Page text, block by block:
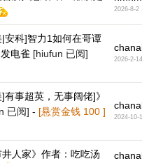
2026-8-2
安科]智力1如何在哥谭
电雀 [hiufun 已阅]
2026-2-14
有事超英，无事阔佬]》
已阅] - [悬赏金钱 100]
2024-10-
人家》作者：吃吃汤